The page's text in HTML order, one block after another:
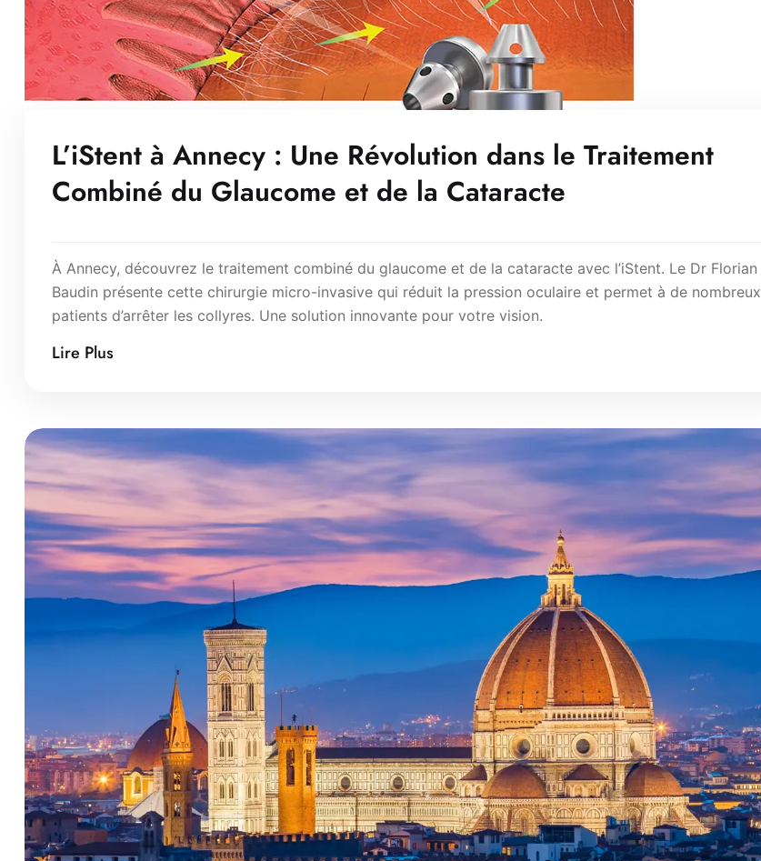
L’iStent à Annecy : Une Révolution dans le Traitement
Combiné du Glaucome et de la Cataracte
À Annecy, découvrez le traitement combiné du glaucome et de la cataracte avec l’iStent. Le Dr Florian
Baudin présente cette chirurgie micro-invasive qui réduit la pression oculaire et permet à de nombreux
patients d’arrêter les collyres. Une solution innovante pour votre vision.
Lire Plus